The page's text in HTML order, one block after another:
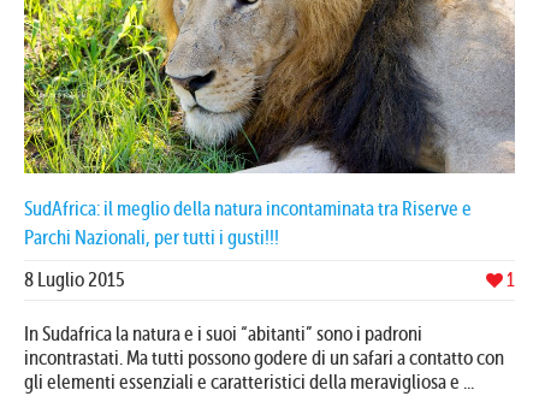
SudAfrica: il meglio della natura incontaminata tra Riserve e
Parchi Nazionali, per tutti i gusti!!!
1
8 Luglio 2015
In Sudafrica la natura e i suoi “abitanti” sono i padroni
incontrastati. Ma tutti possono godere di un safari a contatto con
gli elementi essenziali e caratteristici della meravigliosa e ...